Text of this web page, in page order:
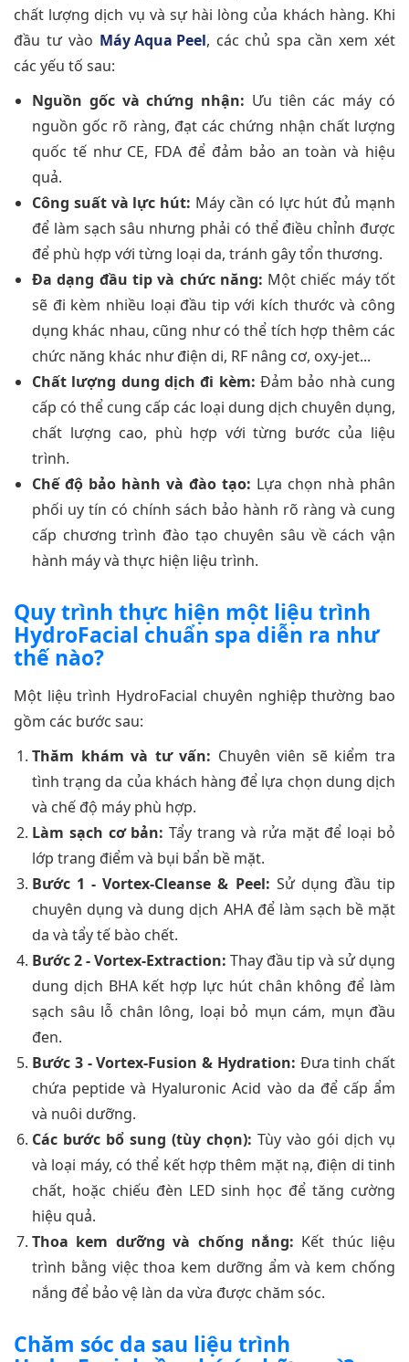
chất lượng dịch vụ và sự hài lòng của khách hàng. Khi
đầu tư vào Máy Aqua Peel, các chủ spa cần xem xét
các yếu tố sau:
Nguồn gốc và chứng nhận: Ưu tiên các máy có
nguồn gốc rõ ràng, đạt các chứng nhận chất lượng
quốc tế như CE, FDA để đảm bảo an toàn và hiệu
quả.
Công suất và lực hút: Máy cần có lực hút đủ mạnh
để làm sạch sâu nhưng phải có thể điều chỉnh được
để phù hợp với từng loại da, tránh gây tổn thương.
Đa dạng đầu tip và chức năng: Một chiếc máy tốt
sẽ đi kèm nhiều loại đầu tip với kích thước và công
dụng khác nhau, cũng như có thể tích hợp thêm các
chức năng khác như điện di, RF nâng cơ, oxy-jet...
Chất lượng dung dịch đi kèm: Đảm bảo nhà cung
cấp có thể cung cấp các loại dung dịch chuyên dụng,
chất lượng cao, phù hợp với từng bước của liệu
trình.
Chế độ bảo hành và đào tạo: Lựa chọn nhà phân
phối uy tín có chính sách bảo hành rõ ràng và cung
cấp chương trình đào tạo chuyên sâu về cách vận
hành máy và thực hiện liệu trình.
Quy trình thực hiện một liệu trình
HydroFacial chuẩn spa diễn ra như
thế nào?
Một liệu trình HydroFacial chuyên nghiệp thường bao
gồm các bước sau:
Thăm khám và tư vấn: Chuyên viên sẽ kiểm tra
tình trạng da của khách hàng để lựa chọn dung dịch
và chế độ máy phù hợp.
Làm sạch cơ bản: Tẩy trang và rửa mặt để loại bỏ
lớp trang điểm và bụi bẩn bề mặt.
Bước 1 - Vortex-Cleanse & Peel: Sử dụng đầu tip
chuyên dụng và dung dịch AHA để làm sạch bề mặt
da và tẩy tế bào chết.
Bước 2 - Vortex-Extraction: Thay đầu tip và sử dụng
dung dịch BHA kết hợp lực hút chân không để làm
sạch sâu lỗ chân lông, loại bỏ mụn cám, mụn đầu
đen.
Bước 3 - Vortex-Fusion & Hydration: Đưa tinh chất
chứa peptide và Hyaluronic Acid vào da để cấp ẩm
và nuôi dưỡng.
Các bước bổ sung (tùy chọn): Tùy vào gói dịch vụ
và loại máy, có thể kết hợp thêm mặt nạ, điện di tinh
chất, hoặc chiếu đèn LED sinh học để tăng cường
hiệu quả.
Thoa kem dưỡng và chống nắng: Kết thúc liệu
trình bằng việc thoa kem dưỡng ẩm và kem chống
nắng để bảo vệ làn da vừa được chăm sóc.
Chăm sóc da sau liệu trình